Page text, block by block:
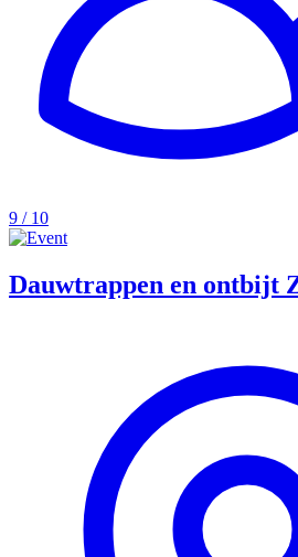
9 / 10
Dauwtrappen en ontbijt